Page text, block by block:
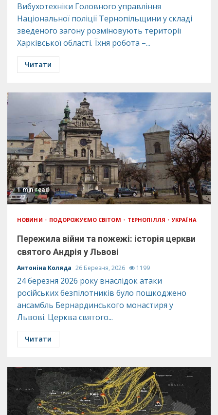
Вибухотехніки Головного управління
Національної поліції Тернопільщини у складі
зведеного загону розміновують території
Харківської області. Їхня робота –...
Читати
1 min read
НОВИНИ ПОДОРОЖУЄМО СВІТОМ ТЕРНОПІЛЛЯ УКРАЇНА
Пережила війни та пожежі: історія церкви
святого Андрія у Львові
Антоніна Коляда 26 Березня, 2026 1199
24 березня 2026 року внаслідок атаки
російських безпілотників було пошкоджено
ансамбль Бернардинського монастиря у
Львові. Церква святого...
Читати